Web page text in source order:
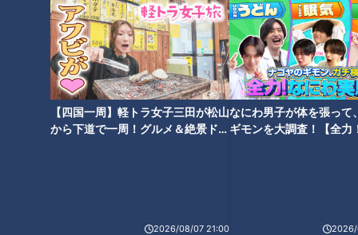
【四国一周】軽トラ女子三田が松山
から下道で一周！グルメ＆絶景ドラ
2026/08/07 21:00
なにわ男子が体を張って
ギモンを大調査！【全力
2026/
この秋イチオシのコスメ！ ラグ
ジュアリーな大人メイク【デパ
チャン】
乾燥肌の人必見！極度乾燥肌(※)
に湿潤ヴェールメソッド ※特に
乾燥に悩んでいるかたのお肌
【デパチャン】